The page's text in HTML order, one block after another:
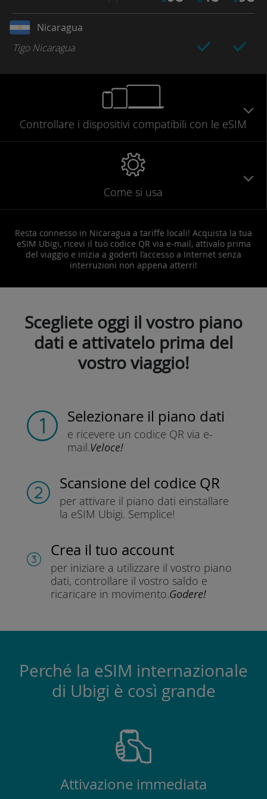
Nicaragua
Tigo Nicaragua
Controllare i dispositivi compatibili con le eSIM
Come si usa
Resta connesso in Nicaragua a tariffe locali! Acquista la tua
eSIM Ubigi, ricevi il tuo codice QR via e-mail, attivalo prima
del viaggio e inizia a goderti l’accesso a Internet senza
interruzioni non appena atterri!
Scegliete oggi il vostro piano
dati e attivatelo prima del
vostro viaggio!
Selezionare il piano dati
e ricevere un codice QR via e-
mail.Veloce!
Scansione del codice QR
per attivare il piano dati einstallare
la eSIM Ubigi. Semplice!
Crea il tuo account
per iniziare a utilizzare il vostro piano
dati, controllare il vostro saldo e
ricaricare in movimento.Godere!
Perché la eSIM internazionale
di Ubigi è così grande
Attivazione immediata